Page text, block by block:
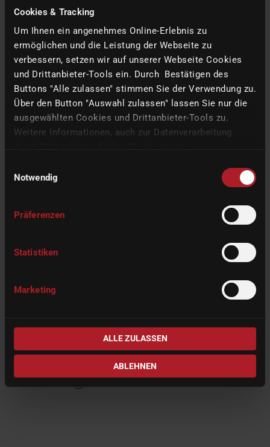
Cookies & Tracking
Um Ihnen ein angenehmes Online-Erlebnis zu
ermöglichen und die Leistung der Webseite zu
verbessern, setzen wir auf unserer Webseite Cookies
und Drittanbieter-Tools ein. Durch Bestätigen des
Buttons "Alle zulassen" stimmen Sie der Verwendung zu.
Über den Button "Auswahl zulassen" lassen Sie nur die
ausgewählten Cookies und Drittanbieter-Tools zu.
Weitere Informationen, auch zur Datenverarbeitung
Notwendig
Präferenzen
Statistiken
Marketing
ALLE ZULASSEN
ABLEHNEN
SHOW DETAILS
ケルンメッセ社